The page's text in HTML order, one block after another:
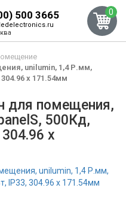
500 3665 0
unilumin, 1,4 Р.мм,
304.96 x 171.54мм
для помещения,
500Кд,
x